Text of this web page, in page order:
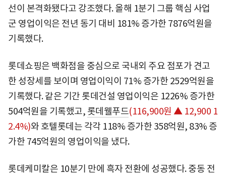
선이 본격화됐다고 강조했다. 올해 1분기 그룹 핵심 사업
군 영업이익은 전년 동기 대비 181% 증가한 7876억원을
기록했다.
롯데쇼핑은 백화점을 중심으로 국내외 주요 점포가 견고
한 성장세를 보이며 영업이익이 71% 증가한 2529억원을
기록했다. 같은 기간 롯데건설 영업이익은 1226% 증가한
504억원을 기록했고, 롯데웰푸드(116,900원 ▲ 12,900 1
2.4%)와 호텔롯데는 각각 118% 증가한 358억원, 83% 증
가한 745억원의 영업이익을 냈다.
롯데케미칼은 10분기 만에 흑자 전환에 성공했다. 중동 전